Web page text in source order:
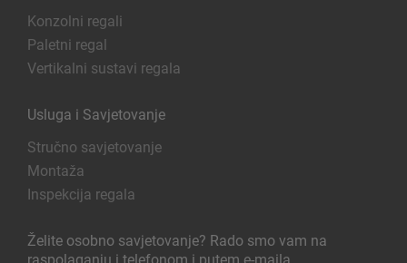
Konzolni regali
Paletni regal
Vertikalni sustavi regala
Usluga i Savjetovanje
Stručno savjetovanje
Montaža
Inspekcija regala
Želite osobno savjetovanje? Rado smo vam na
raspolaganju i telefonom i putem e-maila.